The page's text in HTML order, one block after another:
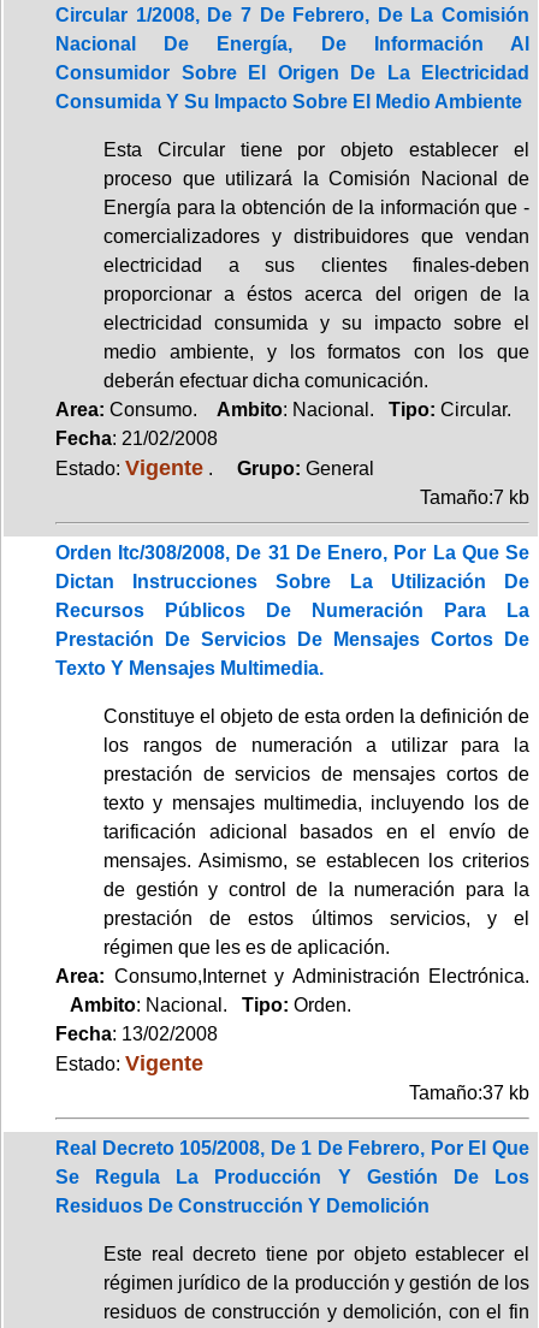
Circular 1/2008, De 7 De Febrero, De La Comisión
Nacional De Energía, De Información Al
Consumidor Sobre El Origen De La Electricidad
Consumida Y Su Impacto Sobre El Medio Ambiente
Esta Circular tiene por objeto establecer el
proceso que utilizará la Comisión Nacional de
Energía para la obtención de la información que -
comercializadores y distribuidores que vendan
electricidad a sus clientes finales-deben
proporcionar a éstos acerca del origen de la
electricidad consumida y su impacto sobre el
medio ambiente, y los formatos con los que
deberán efectuar dicha comunicación.
Area: Consumo. Ambito: Nacional. Tipo: Circular.
Fecha: 21/02/2008
Estado: Vigente . Grupo: General
Tamaño:7 kb
Orden Itc/308/2008, De 31 De Enero, Por La Que Se
Dictan Instrucciones Sobre La Utilización De
Recursos Públicos De Numeración Para La
Prestación De Servicios De Mensajes Cortos De
Texto Y Mensajes Multimedia.
Constituye el objeto de esta orden la definición de
los rangos de numeración a utilizar para la
prestación de servicios de mensajes cortos de
texto y mensajes multimedia, incluyendo los de
tarificación adicional basados en el envío de
mensajes. Asimismo, se establecen los criterios
de gestión y control de la numeración para la
prestación de estos últimos servicios, y el
régimen que les es de aplicación.
Area: Consumo,Internet y Administración Electrónica.
Ambito: Nacional. Tipo: Orden.
Fecha: 13/02/2008
Estado: Vigente
Tamaño:37 kb
Real Decreto 105/2008, De 1 De Febrero, Por El Que
Se Regula La Producción Y Gestión De Los
Residuos De Construcción Y Demolición
Este real decreto tiene por objeto establecer el
régimen jurídico de la producción y gestión de los
residuos de construcción y demolición, con el fin